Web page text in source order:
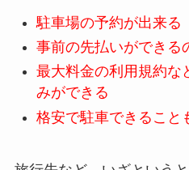
駐車場の予約が出来る
事前の先払いができる
最大料金の利用規約な
みができる
格安で駐車できること